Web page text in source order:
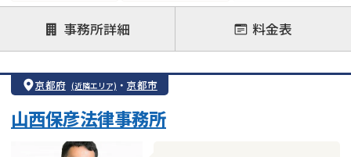
借金返済相談・交渉
自己破産
任意整理
個人再生
時効援用
会社破産・法人破産
住宅ローン
カードローン
事務所詳細 料金表
京都府 (近隣エリア) ・ 京都市
山西保彦法律事務所